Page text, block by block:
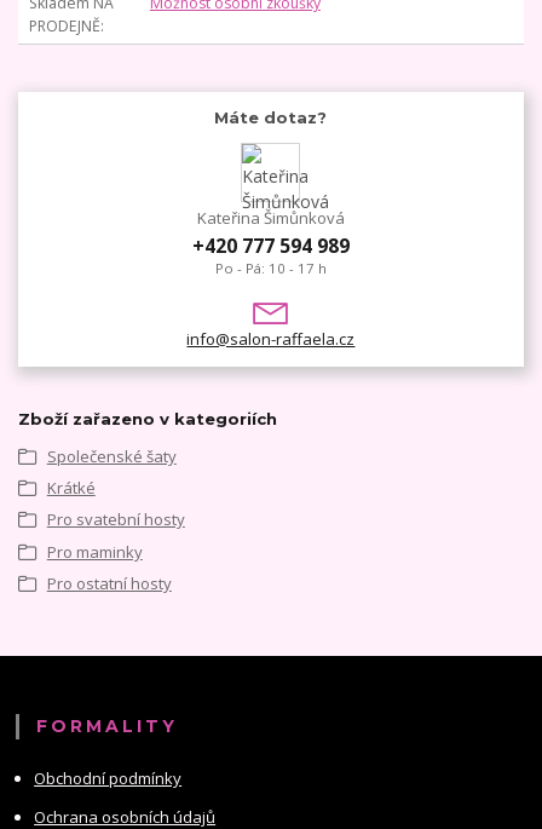
PRODEJNĚ
Máte dotaz?
Kateřina Šimůnková
+420 777 594 989
Po - Pá: 10 - 17 h
info@salon-raffaela.cz
Zboží zařazeno v kategoriích
Společenské šaty
Krátké
Pro svatební hosty
Pro maminky
Pro ostatní hosty
FORMALITY
Obchodní podmínky
Ochrana osobních údajů